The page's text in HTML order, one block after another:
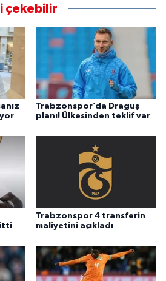
çekebilir
Trabzonspor’da Draguş
planı! Ülkesinden teklif var
Trabzonspor 4 transferin
maliyetini açıkladı